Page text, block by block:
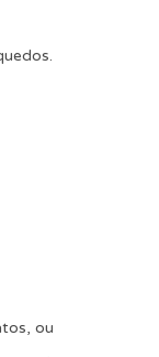
ou